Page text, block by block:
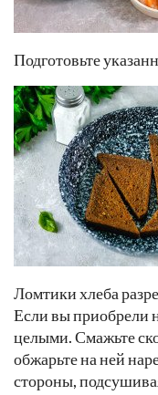
Подготовьте
Ломтики хлеба
Если вы приобрели
целыми. Смажьте
обжарьте на ней
стороны,